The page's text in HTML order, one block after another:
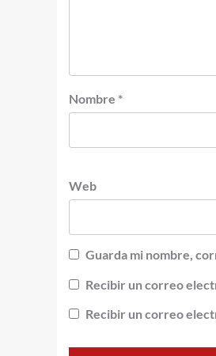
Nombre *
Web
Guarda mi nombre,
Recibir un correo
Recibir un correo